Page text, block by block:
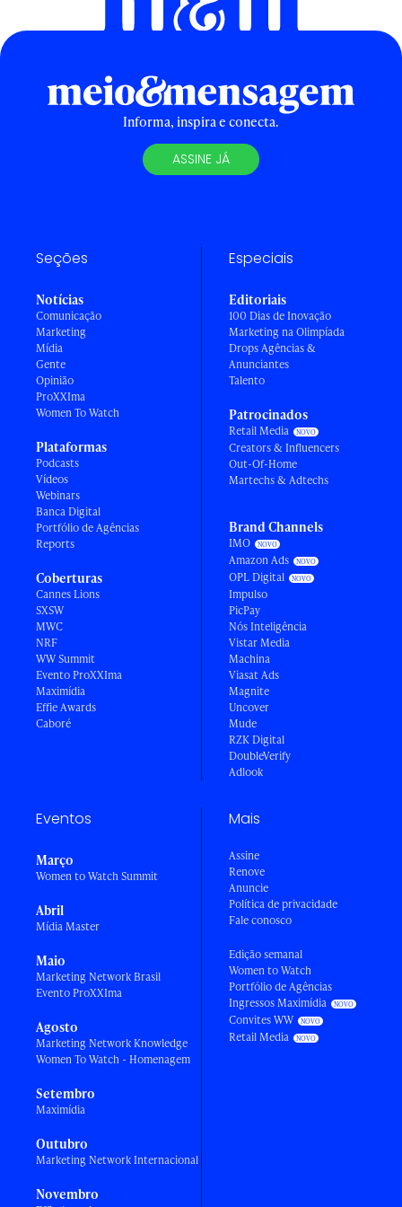
Informa, inspira e conecta.
ASSINE JÁ
Seções
Notícias
Comunicação
Marketing
Mídia
Gente
Opinião
ProXXIma
Women To Watch
Plataformas
Podcasts
Vídeos
Webinars
Banca Digital
Portfólio de Agências
Reports
Coberturas
Cannes Lions
SXSW
MWC
NRF
WW Summit
Evento ProXXIma
Maximídia
Effie Awards
Caboré
Especiais
Editoriais
100 Dias de Inovação
Marketing na Olimpíada
Drops Agências &
Anunciantes
Talento
Patrocinados
Retail Media
Creators & Influencers
Out-Of-Home
Martechs & Adtechs
Brand Channels
IMO
Amazon Ads
OPL Digital
Impulso
PicPay
Nós Inteligência
Vistar Media
Machina
Viasat Ads
Magnite
Uncover
Mude
RZK Digital
DoubleVerify
Adlook
Eventos
Março
Women to Watch Summit
Abril
Mídia Master
Maio
Marketing Network Brasil
Evento ProXXIma
Agosto
Marketing Network Knowledge
Women To Watch - Homenagem
Setembro
Maximídia
Outubro
Marketing Network Internacional
Novembro
Mais
Assine
Renove
Anuncie
Política de privacidade
Fale conosco
Edição semanal
Women to Watch
Portfólio de Agências
Ingressos Maximídia
Convites WW
Retail Media